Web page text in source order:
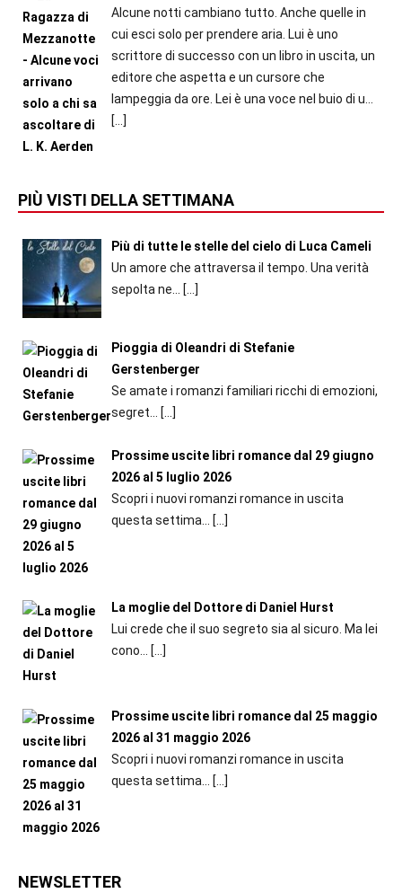
Alcune notti cambiano tutto. Anche quelle in
cui esci solo per prendere aria. Lui è uno
scrittore di successo con un libro in uscita, un
editore che aspetta e un cursore che
lampeggia da ore. Lei è una voce nel buio di u...
[…]
PIÙ VISTI DELLA SETTIMANA
Più di tutte le stelle del cielo di Luca Cameli
Un amore che attraversa il tempo. Una verità
sepolta ne...
[…]
Pioggia di Oleandri di Stefanie
Gerstenberger
Se amate i romanzi familiari ricchi di emozioni,
segret...
[…]
Prossime uscite libri romance dal 29 giugno
2026 al 5 luglio 2026
Scopri i nuovi romanzi romance in uscita
questa settima... […]
La moglie del Dottore di Daniel Hurst
Lui crede che il suo segreto sia al sicuro. Ma lei
cono...
[…]
Prossime uscite libri romance dal 25 maggio
2026 al 31 maggio 2026
Scopri i nuovi romanzi romance in uscita
questa settima...
[…]
NEWSLETTER